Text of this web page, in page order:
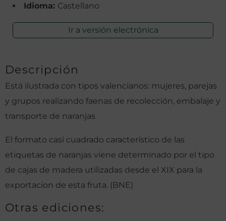
Idioma: Castellano
Ir a versión electrónica
Descripción
Está ilustrada con tipos valencianos: mujeres, parejas
y grupos realizando faenas de recolección, embalaje y
transporte de naranjas
El formato casi cuadrado característico de las
etiquetas de naranjas viene determinado por el tipo
de cajas de madera utilizadas desde el XIX para la
exportacion de esta fruta. (BNE)
Otras ediciones: